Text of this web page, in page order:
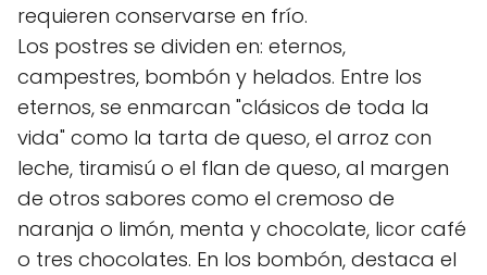
requieren conservarse en frío.
Los postres se dividen en: eternos,
campestres, bombón y helados. Entre los
eternos, se enmarcan "clásicos de toda la
vida" como la tarta de queso, el arroz con
leche, tiramisú o el flan de queso, al margen
de otros sabores como el cremoso de
naranja o limón, menta y chocolate, licor café
o tres chocolates. En los bombón, destaca el